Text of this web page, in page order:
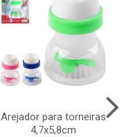
Arejador para torneiras
4,7x5,8cm